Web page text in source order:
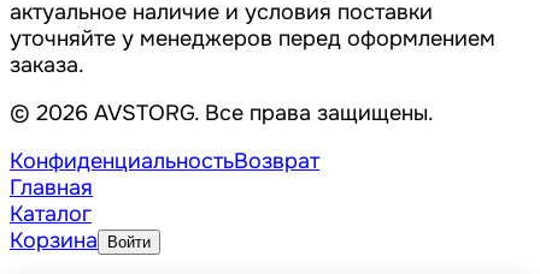
актуальное наличие и условия поставки
уточняйте у менеджеров перед оформлением
заказа.
© 2026 AVSTORG. Все права защищены.
КонфиденциальностьВозврат
Главная
Каталог
Корзина
Войти